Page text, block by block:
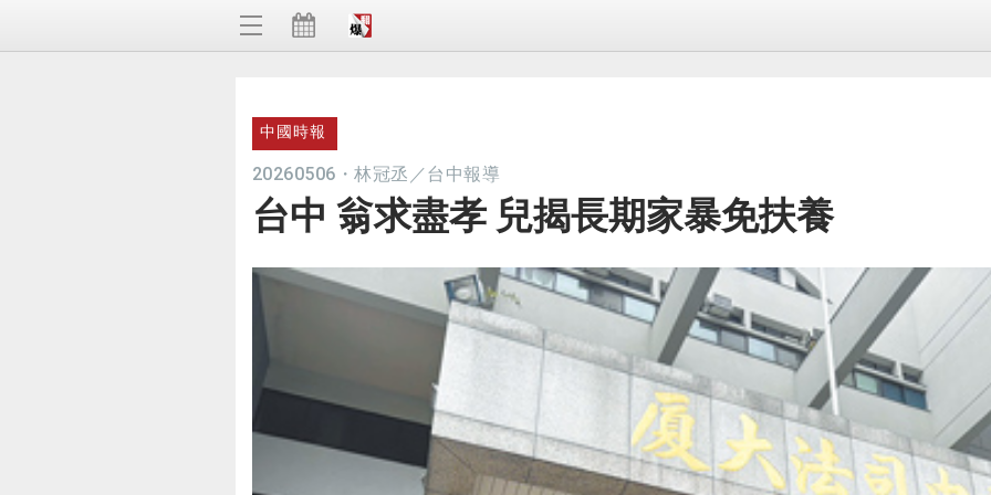
中國時報
20260506 ・ 林冠丞／台中報導
台中 翁求盡孝 兒揭長期家暴免扶養